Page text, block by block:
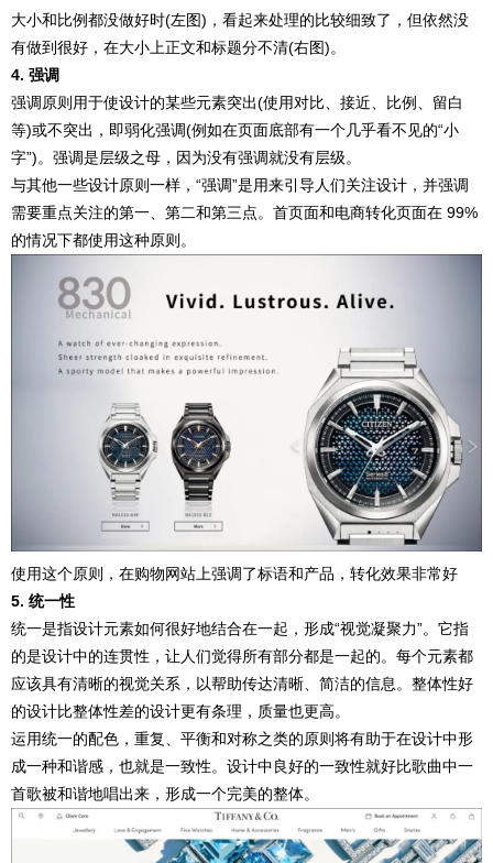
大小和比例都没做好时(左图)，看起来处理的比较细致了，但依然没
有做到很好，在大小上正文和标题分不清(右图)。
4. 强调
强调原则用于使设计的某些元素突出(使用对比、接近、比例、留白
等)或不突出，即弱化强调(例如在页面底部有一个几乎看不见的“小
字”)。强调是层级之母，因为没有强调就没有层级。
与其他一些设计原则一样，“强调”是用来引导人们关注设计，并强调
需要重点关注的第一、第二和第三点。首页面和电商转化页面在 99%
的情况下都使用这种原则。
使用这个原则，在购物网站上强调了标语和产品，转化效果非常好
5. 统一性
统一是指设计元素如何很好地结合在一起，形成“视觉凝聚力”。它指
的是设计中的连贯性，让人们觉得所有部分都是一起的。每个元素都
应该具有清晰的视觉关系，以帮助传达清晰、简洁的信息。整体性好
的设计比整体性差的设计更有条理，质量也更高。
运用统一的配色，重复、平衡和对称之类的原则将有助于在设计中形
成一种和谐感，也就是一致性。设计中良好的一致性就好比歌曲中一
首歌被和谐地唱出来，形成一个完美的整体。